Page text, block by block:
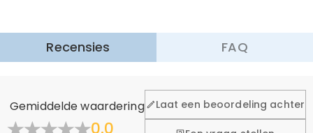
Recensies FAQ
Gemiddelde waardering
0.0
Laat een beoordeling achter
Algemeen
Waar is uw bedrijf gevestigd?